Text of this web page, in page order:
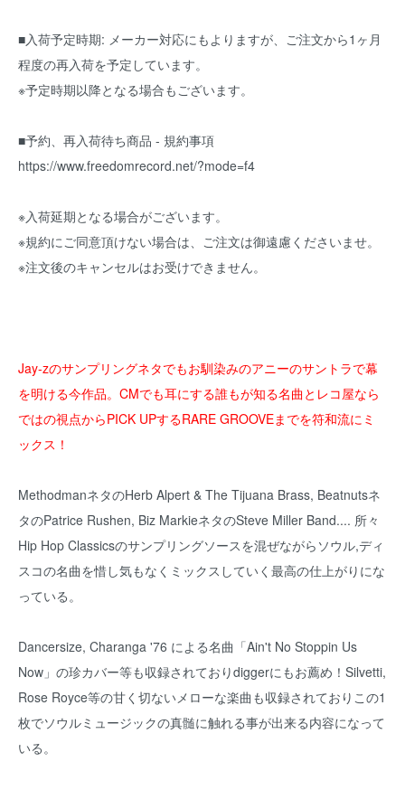
■入荷予定時期: メーカー対応にもよりますが、ご注文から1ヶ月
程度の再入荷を予定しています。
※予定時期以降となる場合もございます。
■予約、再入荷待ち商品 - 規約事項
https://www.freedomrecord.net/?mode=f4
※入荷延期となる場合がございます。
※規約にご同意頂けない場合は、ご注文は御遠慮くださいませ。
※注文後のキャンセルはお受けできません。
Jay-zのサンプリングネタでもお馴染みのアニーのサントラで幕
を明ける今作品。CMでも耳にする誰もが知る名曲とレコ屋なら
ではの視点からPICK UPするRARE GROOVEまでを符和流にミ
ックス！
MethodmanネタのHerb Alpert & The Tijuana Brass, Beatnutsネ
タのPatrice Rushen, Biz MarkieネタのSteve Miller Band.... 所々
Hip Hop Classicsのサンプリングソースを混ぜながらソウル,ディ
スコの名曲を惜し気もなくミックスしていく最高の仕上がりにな
っている。
Dancersize, Charanga '76 による名曲「Ain't No Stoppin Us
Now」の珍カバー等も収録されておりdiggerにもお薦め！Silvetti,
Rose Royce等の甘く切ないメローな楽曲も収録されておりこの1
枚でソウルミュージックの真髄に触れる事が出来る内容になって
いる。